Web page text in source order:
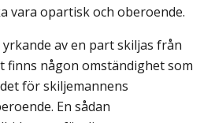
vara opartisk och oberoende.
yrkande av en part skiljas från
finns någon omständighet som
för skiljemannens
En sådan